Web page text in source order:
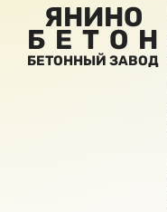
ЯНИНО
БЕТОН
БЕТОННЫЙ ЗАВОД